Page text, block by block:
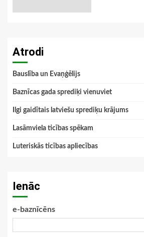
Atrodi
Bauslība un Evaņģēlijs
Baznīcas gada sprediķi vienuviet
Ilgi gaidītais latviešu sprediķu krājums
Lasāmviela ticības spēkam
Luteriskās ticības apliecības
Ienāc
e-baznīcēns